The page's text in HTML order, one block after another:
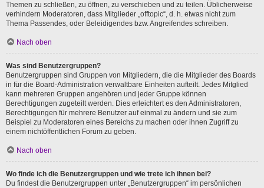
Themen zu schließen, zu öffnen, zu verschieben und zu teilen. Üblicherweise
verhindern Moderatoren, dass Mitglieder „offtopic“, d. h. etwas nicht zum
Thema Passendes, oder Beleidigendes bzw. Angreifendes schreiben.
Nach oben
Was sind Benutzergruppen?
Benutzergruppen sind Gruppen von Mitgliedern, die die Mitglieder des Boards
in für die Board-Administration verwaltbare Einheiten aufteilt. Jedes Mitglied
kann mehreren Gruppen angehören und jeder Gruppe können
Berechtigungen zugeteilt werden. Dies erleichtert es den Administratoren,
Berechtigungen für mehrere Benutzer auf einmal zu ändern und sie zum
Beispiel zu Moderatoren eines Bereichs zu machen oder ihnen Zugriff zu
einem nichtöffentlichen Forum zu geben.
Nach oben
Wo finde ich die Benutzergruppen und wie trete ich ihnen bei?
Du findest die Benutzergruppen unter „Benutzergruppen“ im persönlichen